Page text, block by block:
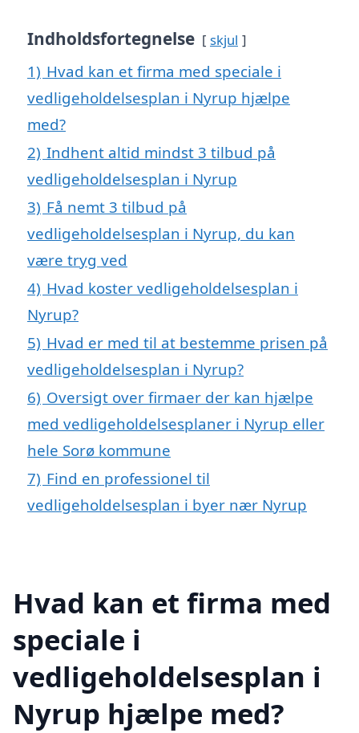
Indholdsfortegnelse skjul
1) Hvad kan et firma med speciale i
vedligeholdelsesplan i Nyrup hjælpe
med?
2) Indhent altid mindst 3 tilbud på
vedligeholdelsesplan i Nyrup
3) Få nemt 3 tilbud på
vedligeholdelsesplan i Nyrup, du kan
være tryg ved
4) Hvad koster vedligeholdelsesplan i
Nyrup?
5) Hvad er med til at bestemme prisen på
vedligeholdelsesplan i Nyrup?
6) Oversigt over firmaer der kan hjælpe
med vedligeholdelsesplaner i Nyrup eller
hele Sorø kommune
7) Find en professionel til
vedligeholdelsesplan i byer nær Nyrup
Hvad kan et firma med
speciale i
vedligeholdelsesplan i
Nyrup hjælpe med?